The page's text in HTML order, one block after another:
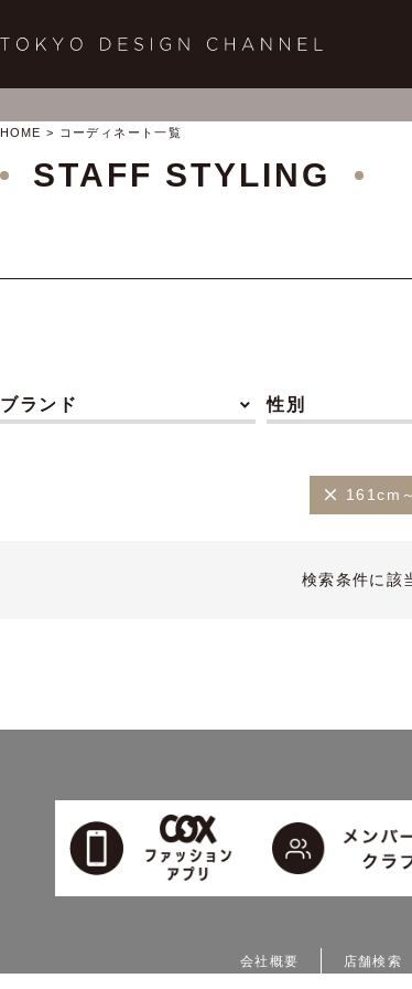
HOME コーディネート一覧
STAFF STYLING
ブランド 性別
161cm
検索条件に該
会社概要 店舗検索